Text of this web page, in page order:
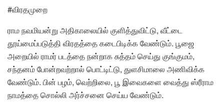
#விரதமுறை
ராம நவமியன்று அதிகாலையில் குளித்துவிட்டு, வீட்டை
தூய்மைப்படுத்தி விரதத்தை கடைபிடிக்க வேண்டும். பூஜை
அறையில் ராமர் படத்தை நன்றாக சுத்தம் செய்து குங்குமம்,
சந்தனம் போன்றவற்றால் பொட்டிட்டு, துளசிமாலை அணிவிக்க
வேண்டும். பின் பழம், வெற்றிலை, பூ இவைகளை வைத்து ஸ்ரீராம
நாமத்தை சொல்லி அர்ச்சனை செய்ய வேண்டும்.